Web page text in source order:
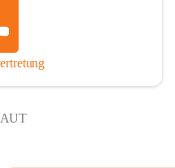
AUT